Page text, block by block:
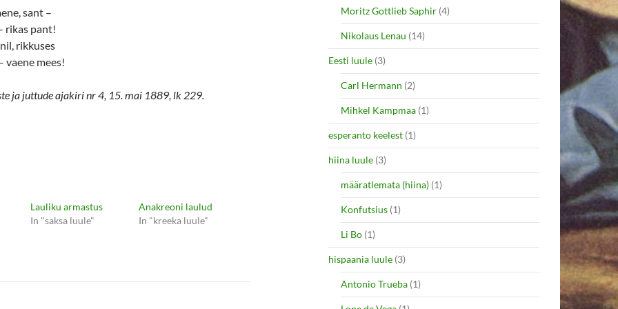
sant –
rikas pant!
rikkuses
vaene mees!
ja juttude ajakiri nr 4, 15. mai 1889, lk 229.
Lauliku armastus
In "saksa luule"
Anakreoni laulud
In "kreeka luule"
Moritz Gottlieb Saphir (4)
Nikolaus Lenau (14)
Eesti luule (3)
Carl Hermann (2)
Mihkel Kampmaa (1)
esperanto keelest (1)
hiina luule (3)
määratlemata (hiina) (1)
Konfutsius (1)
Li Bo (1)
hispaania luule (3)
Antonio Trueba (1)